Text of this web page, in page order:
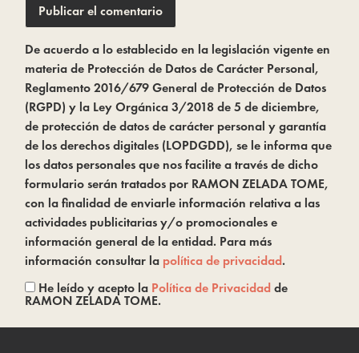
De acuerdo a lo establecido en la legislación vigente en
materia de Protección de Datos de Carácter Personal,
Reglamento 2016/679 General de Protección de Datos
(RGPD) y la Ley Orgánica 3/2018 de 5 de diciembre,
de protección de datos de carácter personal y garantía
de los derechos digitales (LOPDGDD), se le informa que
los datos personales que nos facilite a través de dicho
formulario serán tratados por RAMON ZELADA TOME,
con la finalidad de enviarle información relativa a las
actividades publicitarias y/o promocionales e
información general de la entidad. Para más
información consultar la política de privacidad.
He leído y acepto la Política de Privacidadde
RAMON ZELADA TOME.